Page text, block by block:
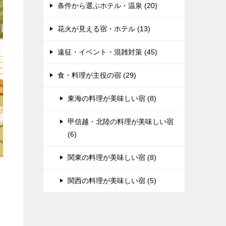
条件から選ぶホテル・温泉 (20)
花火が見える宿・ホテル (13)
遠征・イベント・混雑対策 (45)
食・料理が主役の宿 (29)
東海の料理が美味しい宿 (8)
甲信越・北陸の料理が美味しい宿
(6)
関東の料理が美味しい宿 (8)
関西の料理が美味しい宿 (5)